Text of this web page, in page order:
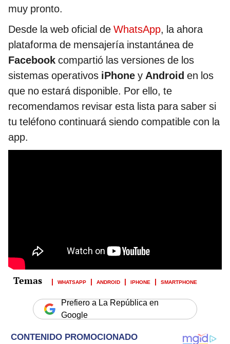
muy pronto.
Desde la web oficial de WhatsApp, la ahora
plataforma de mensajería instantánea de
Facebook compartió las versiones de los
sistemas operativos iPhone y Android en los
que no estará disponible. Por ello, te
recomendamos revisar esta lista para saber si
tu teléfono continuará siendo compatible con la
app.
WHATSAPP ANDROID IPHONE SMARTPHONE
Prefiero a La República en
Google